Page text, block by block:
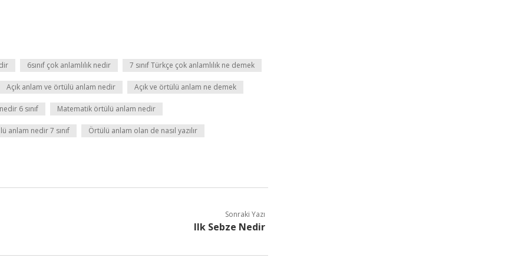
6sınıf çok anlamlılık nedir 7 sınıf Türkçe çok anlamlılık ne demek
Açık anlam ve örtülü anlam nedir Açık ve örtülü anlam ne demek
6 sınıf Matematik örtülü anlam nedir
anlam nedir 7 sınıf Örtülü anlam olan de nasıl yazılır
Sonraki Yazı
Ilk Sebze Nedir